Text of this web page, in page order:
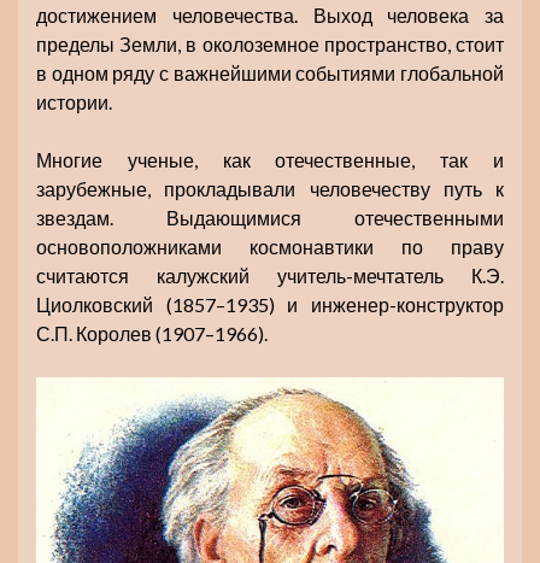
достижением человечества. Выход человека за
пределы Земли, в околоземное пространство, стоит
в одном ряду с важнейшими событиями глобальной
истории.
Многие ученые, как отечественные, так и
зарубежные, прокладывали человечеству путь к
звездам. Выдающимися отечественными
основоположниками космонавтики по праву
считаются калужский учитель-мечтатель К.Э.
Циолковский (1857–1935) и инженер-конструктор
С.П. Королев (1907–1966).